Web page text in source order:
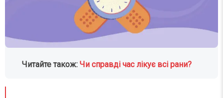
Читайте також:Чи справді час лікує всі рани?